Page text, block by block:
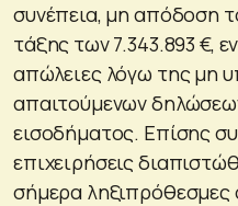
συνέπεια, μη απόδοση
τάξης των 7.343.893 €,
απώλειες λόγω της μη
απαιτούμενων
εισοδήματος. Επίσης
επιχειρήσεις
σήμερα ληξιπρόθεσμες